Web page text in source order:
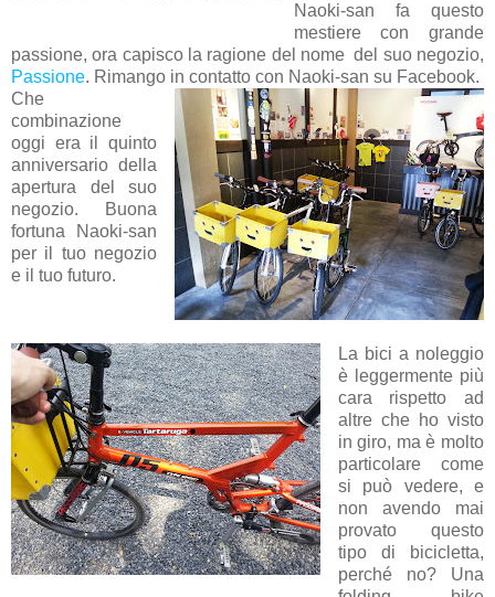
Naoki-san fa questo
mestiere con grande
passione, ora capisco la ragione del nome del suo negozio,
Passione. Rimango in contatto con Naoki-san su Facebook.
Che
combinazione
oggi era il quinto
anniversario della
apertura del suo
negozio. Buona
fortuna Naoki-san
per il tuo negozio
e il tuo futuro.
La bici a noleggio
è leggermente più
cara rispetto ad
altre che ho visto
in giro, ma è molto
particolare come
si può vedere, e
non avendo mai
provato questo
tipo di bicicletta,
perché no? Una